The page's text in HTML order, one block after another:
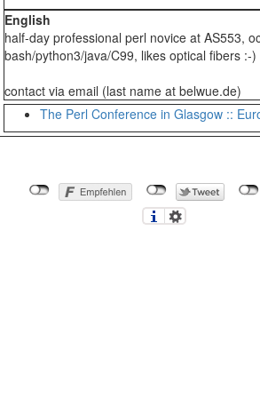
English
half-day professional perl novice at AS553,
bash/python3/java/C99, likes optical fibers :-)
contact via email (last name at belwue.de)
The Perl Conference in Glasgow ::